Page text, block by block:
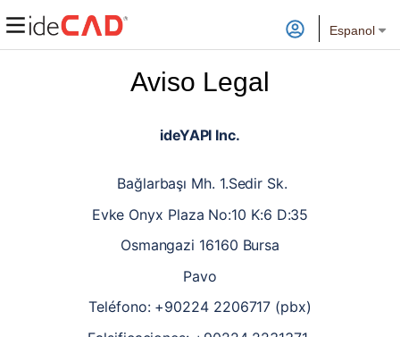
Espanol
Aviso Legal
ideYAPI Inc.
Bağlarbaşı Mh. 1.Sedir Sk.
Evke Onyx Plaza No:10 K:6 D:35
Osmangazi 16160 Bursa
Pavo
Teléfono: +90224 2206717 (pbx)